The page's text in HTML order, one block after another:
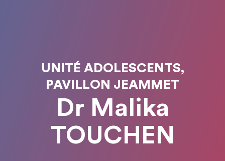
UNITÉ ADOLESCENTS,
PAVILLON JEAMMET
Dr Malika
TOUCHEN